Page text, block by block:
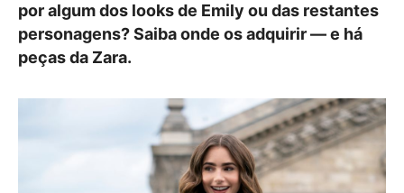
por algum dos looks de Emily ou das restantes
personagens? Saiba onde os adquirir — e há
peças da Zara.